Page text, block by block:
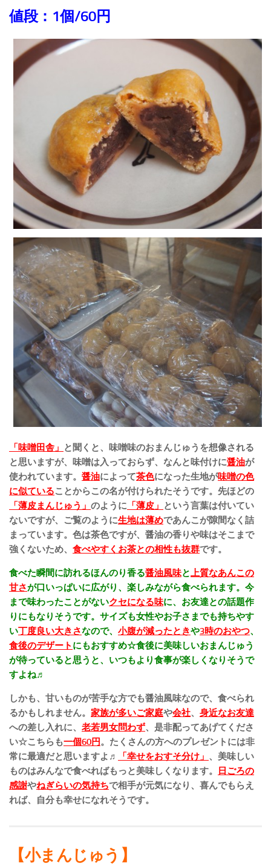
値段：1個/60円
「味噌田舎」 と聞くと、味噌味のおまんじゅうを想像される
と思いますが、味噌は入っておらず、なんと味付けに醤油が
使われています。 醤油によって茶色になった生地が味噌の色
に似ていることからこの名が付けられたそうです。先ほどの
「薄皮まんじゅう」 のように 「薄皮」 という言葉は付いてい
ないですが、ご覧のように生地は薄めであんこが隙間なく詰
まっています。色は茶色ですが、醤油の香りや味はそこまで
強くないため、 食べやすく お茶との相性も抜群です。
食べた瞬間に訪れるほんのり香る醤油風味と上質なあんこの
甘さが口いっぱいに広がり、楽しみながら食べられます。今
まで味わったことがないクセになる味に、お友達との話題作
りにもなりそうです。サイズも女性やお子さまでも持ちやす
い丁度良い大きさなので、 小腹が減ったときや3時のおやつ、
食後のデザート にもおすすめ☆食後に美味しいおまんじゅう
が待っていると思うと、いつもより食事が楽しくなりそうで
すよね♬
しかも、甘いものが苦手な方でも醤油風味なので、食べられ
るかもしれません。 家族が多いご家庭や会社、 身近なお友達
への差し入れに、 老若男女問わず、是非配ってあげてくださ
い☆こちらも一個60円。たくさんの方へのプレゼントには非
常に最適だと思いますよ♬
「幸せをおすそ分け」 、美味しい
ものはみんなで食べればもっと美味しくなります。
日ごろの
感謝やねぎらいの気持ちで相手が元気になり、喜んでもらえ
れば、自分も幸せになれそうです。
【小まんじゅう】